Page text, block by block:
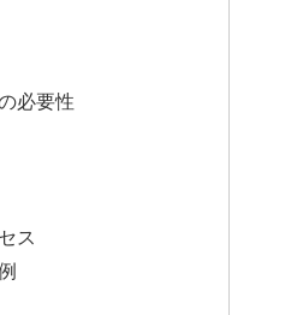
必要性
ス